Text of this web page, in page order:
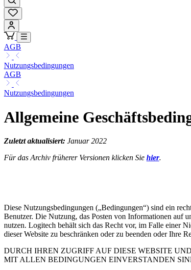
AGB
Nutzungsbedingungen
AGB
Nutzungsbedingungen
Allgemeine
Zuletzt aktualisiert: Januar 2022
Für das Archiv früherer Versionen klicken Sie hier.
Diese Nutzungsbedingungen („Bedingungen“) sind ein
Benutzer. Die Nutzung, das Posten von Informationen auf
nutzen. Logitech behält sich das Recht vor, im Falle einer
dieser Website zu beschränken oder zu beenden oder Ihre
DURCH IHREN ZUGRIFF AUF DIESE WEBSITE
MIT ALLEN BEDINGUNGEN EINVERSTANDEN